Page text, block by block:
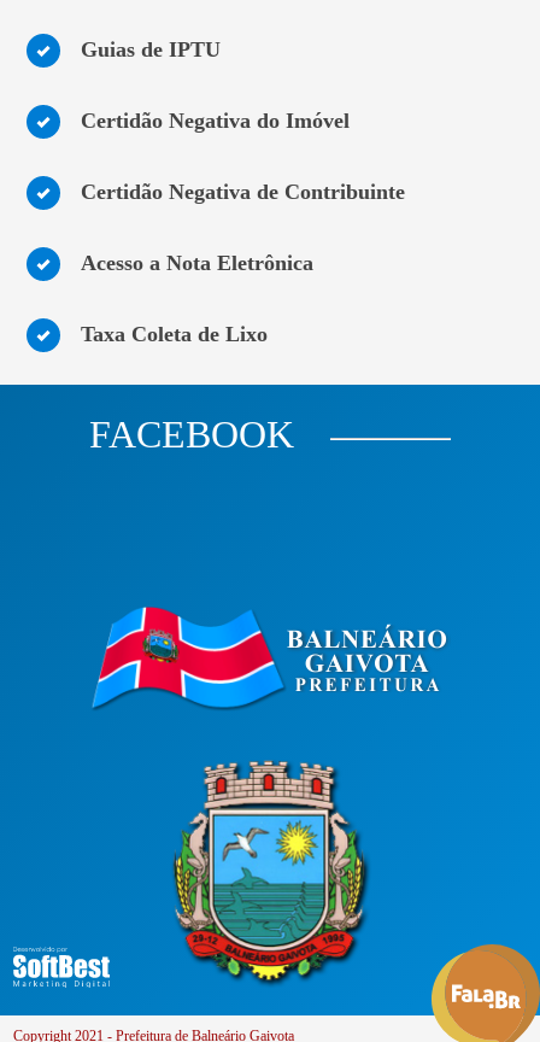
Guias de IPTU
Certidão Negativa do Imóvel
Certidão Negativa de Contribuinte
Acesso a Nota Eletrônica
Taxa Coleta de Lixo
FACEBOOK
Copyright 2021 - Prefeitura de Balneário Gaivota